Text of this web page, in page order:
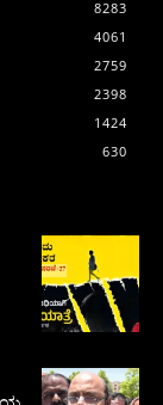
8283
4061
2759
2398
1424
630